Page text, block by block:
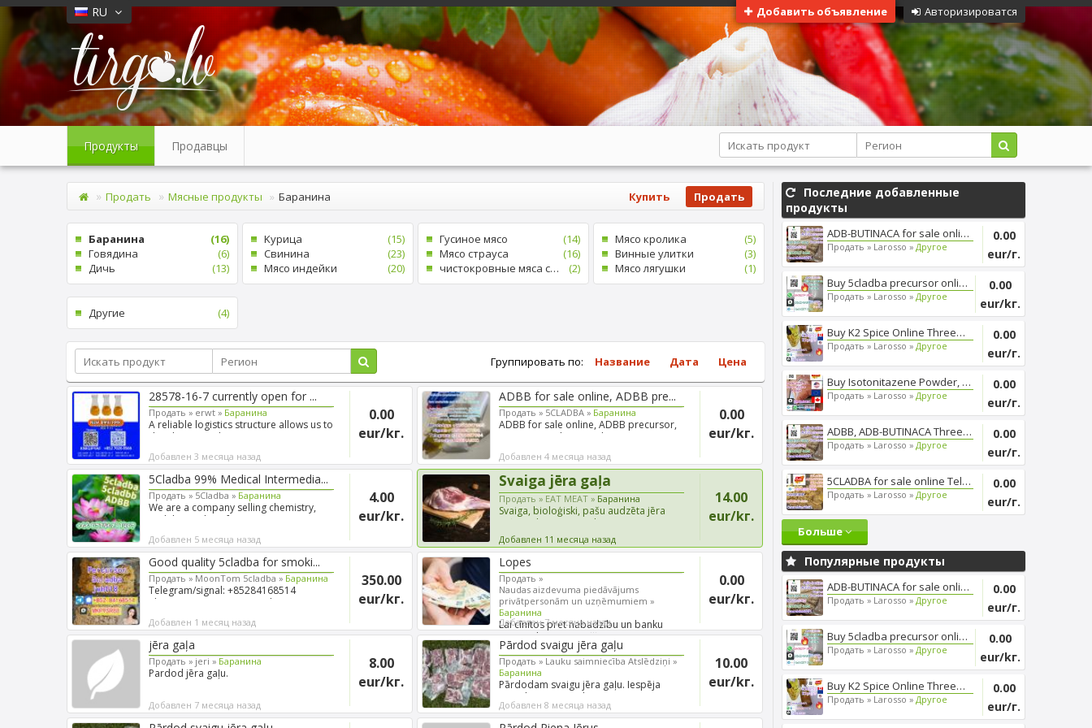
Авторизироватся
RU Добавить объявление
Продукты Продавцы
Продать Мясные продукты Баранина Продать
Купить
Баранина
(16)
Говядина
(6)
Дичь
(13)
Kурица
(15)
Cвинина
(23)
Mясо индейки
(20)
Гусиное мясо
(14)
Mясо страуса
(16)
чистокровные мяса скота
(2)
Mясо кролика
(5)
Винные улитки
(3)
Mясо лягушки
(1)
Другие (4)
Группировать по: Название Дата Цена
28578-16-7 currently open for ...
Продать » erwt » Баранина
A reliable logistics structure allows us to
distribute good...
Добавлен 3 месяца назад
0.00
eur/kг.
ADBB for sale online, ADBB pre...
Продать » 5CLADBA » Баранина
ADBB for sale online, ADBB precursor,
Buy ADBB online, Purch...
Добавлен 4 месяца назад
0.00
eur/kг.
5Cladba 99% Medical Intermedia...
Продать » 5Cladba » Баранина
We are a company selling chemistry,
and the quality of our p...
Добавлен 5 месяца назад
4.00
eur/kг.
Svaiga jēra gaļa
Продать » EAT MEAT » Баранина
Svaiga, bioloģiski, pašu audzēta jēra
gaļa, atdzesēta, iepak...
Добавлен 11 месяца назад
14.00
eur/kг.
Good quality 5cladba for smoki...
Продать » MoonTom 5cladba » Баранина
Telegram/signal: +85284168514
ThreeMa: WKP9SR88 E-mail: tomp...
Добавлен 1 месяц назад
350.00
eur/kг.
Lopes
Продать »
Naudas aizdevuma piedāvājums
privātpersonām un uzņēmumiem »
Баранина
Lai cīnītos pret nabadzību un banku
atstumtību, mēs piešķira...
Добавлен 7 месяца назад
0.00
eur/kг.
jēra gaļa
Продать » jeri » Баранина
Pardod jēra gaļu.
Добавлен 7 месяца назад
8.00
eur/kг.
Pārdod svaigu jēra gaļu
Продать » Lauku saimniecība Atslēdziņi »
Баранина
Pārdodam svaigu jēra gaļu. Iespēja
pieteikties uz veselu / p...
Добавлен 8 месяца назад
10.00
eur/kг.
Последние добавленные
продукты
ADB-BUTINACA for sale online, ...
Продать » Larosso » Другое
0.00
eur/г.
Buy 5cladba precursor online, ...
Продать » Larosso » Другое
0.00
eur/kг.
Buy K2 Spice Online Threema_ZX...
Продать » Larosso » Другое
0.00
eur/г.
Buy Isotonitazene Powder, Thre...
Продать » Larosso » Другое
0.00
eur/г.
ADBB, ADB-BUTINACA Threema_ZX6...
Продать » Larosso » Другое
0.00
eur/г.
5CLADBA for sale online Telegr...
Продать » Larosso » Другое
0.00
eur/г.
Больше
Популярные продукты
ADB-BUTINACA for sale online, ...
Продать » Larosso » Другое
0.00
eur/г.
Buy 5cladba precursor online, ...
Продать » Larosso » Другое
0.00
eur/kг.
Buy K2 Spice Online Threema_ZX...
Продать » Larosso » Другое
0.00
eur/г.